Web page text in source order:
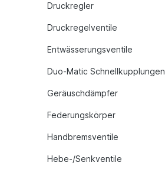
Druckregler
Druckregelventile
Entwässerungsventile
Duo-Matic Schnellkupplungen
Geräuschdämpfer
Federungskörper
Handbremsventile
Hebe-/Senkventile